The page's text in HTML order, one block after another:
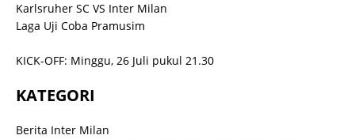
Karlsruher SC VS Inter Milan
Laga Uji Coba Pramusim
KICK-OFF: Minggu, 26 Juli pukul 21.30
KATEGORI
Berita Inter Milan